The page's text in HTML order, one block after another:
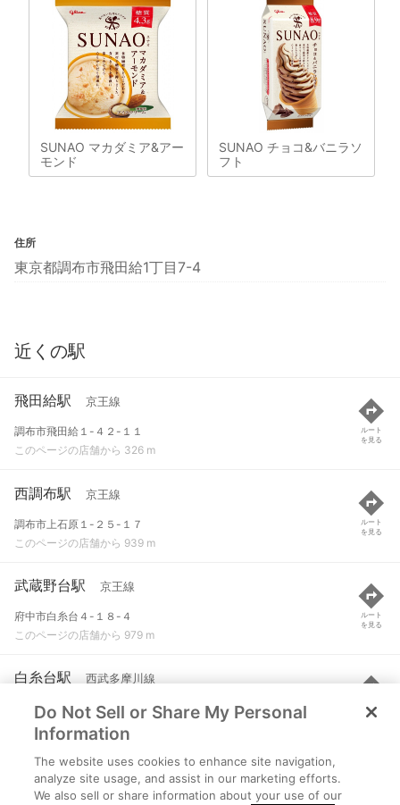
SUNAO マカダミア&アー
モンド
SUNAO チョコ&バニラソ
フト
住所
東京都調布市飛田給1丁目7-4
近くの駅
飛田給駅 京王線
調布市飛田給１-４２-１１
このページの店舗から 326 m
ルート
を見る
西調布駅 京王線
調布市上石原１-２５-１７
このページの店舗から 939 m
ルート
を見る
武蔵野台駅 京王線
府中市白糸台４-１８-４
このページの店舗から 979 m
ルート
を見る
白糸台駅 西武多摩川線
府中市白糸台２-７１-６
このページの店舗から 1.2 km
ルート
を見る
多磨駅 西武多摩川線
府中市紅葉丘３-４２-２
Do Not Sell or Share My Personal
Information
The website uses cookies to enhance site navigation,
analyze site usage, and assist in our marketing efforts.
We also sell or share information about your use of our